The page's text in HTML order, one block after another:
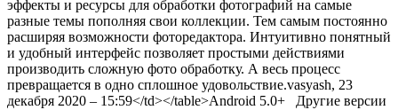
эффекты и ресурсы для обработки фотографий на самые
разные темы пополняя свои коллекции. Тем самым постоянно
расширяя возможности фоторедактора. Интуитивно понятный
и удобный интерфейс позволяет простыми действиями
производить сложную фото обработку. А весь процесс
превращается в одно сплошное удовольствие.vasyash, 23
декабря 2020 – 15:59</td></table>Android 5.0+ Другие версии